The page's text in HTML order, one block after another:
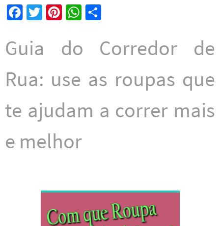
Fa
b
o
o
k
T
tt
er
Pi
er
es
t
W
at
sA
p
p
ar
e
Guia do Corredor de
Rua: use as roupas que
te ajudam a correr mais
e melhor